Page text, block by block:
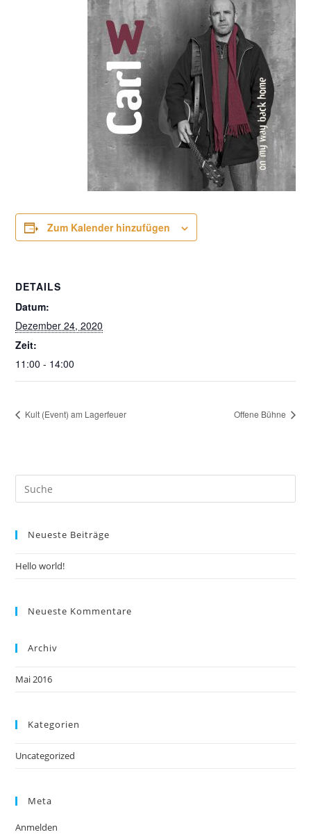
Zum Kalender hinzufügen
DETAILS
Datum:
Dezember 24, 2020
Zeit:
11:00 - 14:00
Kult (Event) am Lagerfeuer Offene Bühne
Neueste Beiträge
Hello world!
Neueste Kommentare
Archiv
Mai 2016
Kategorien
Uncategorized
Meta
Anmelden